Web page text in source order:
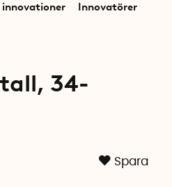
innovationer Innovatörer
34-
Spara